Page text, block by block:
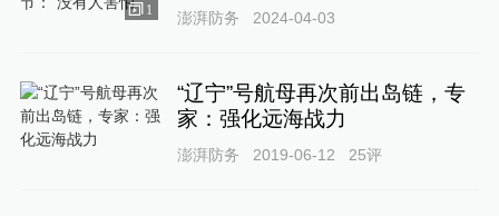
1 澎湃防务 2024-04-03
“辽宁”号航母再次前出岛链，专
家：强化远海战力
澎湃防务 2019-06-12 25评